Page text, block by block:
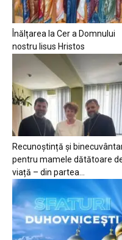
Înălțarea la Cer a Domnului
nostru Iisus Hristos
Recunoștință și
pentru mamele dătătoare
viață – din partea...